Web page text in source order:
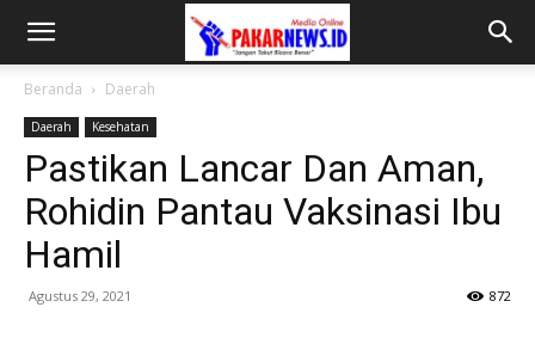
Beranda Daerah
Daerah Kesehatan
Pastikan Lancar Dan Aman,
Rohidin Pantau Vaksinasi Ibu
Hamil
Agustus 29, 2021 872